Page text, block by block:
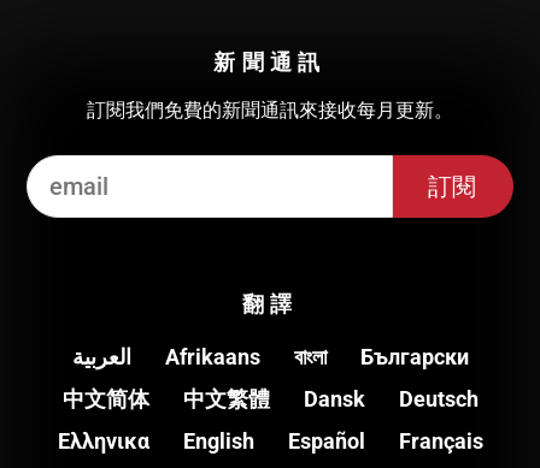
新聞通訊
訂閱我們免費的新聞通訊來接收每月更新。
翻譯
العربية Afrikaans বাংলা
Български
中文简体
中文繁體 Dansk
Deutsch
Ελληνικα
English Español
Français